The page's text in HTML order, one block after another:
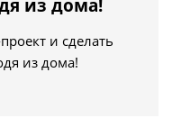
из дома!
и сделать
из дома!